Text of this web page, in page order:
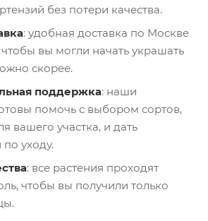
без потери качества.
: удобная доставка по Москве
вы могли начать украшать
скорее.
поддержка: наши
помочь с выбором сортов,
вашего участка, и дать
уходу.
: все растения проходят
чтобы вы получили только